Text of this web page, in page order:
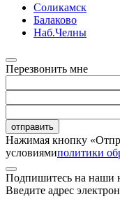
Соликамск
Балаково
Наб.Челны
Перезвонить мне
отправить
Нажимая кнопку
условиямиполитики
Подпишитесь на наши
Введите адрес